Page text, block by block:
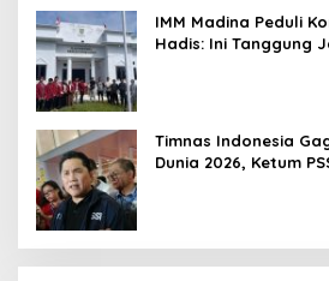
IMM Madina Peduli
Hadis: Ini Tanggung
Timnas Indonesia
Dunia 2026, Ketum